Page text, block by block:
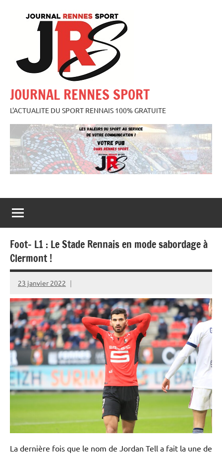
JOURNAL RENNES SPORT
L'ACTUALITE DU SPORT RENNAIS 100% GRATUITE
Foot- L1 : Le Stade Rennais en mode sabordage à
Clermont !
23 janvier 2022
Rédaction
JRS
La dernière fois que le nom de Jordan Tell a fait la une de